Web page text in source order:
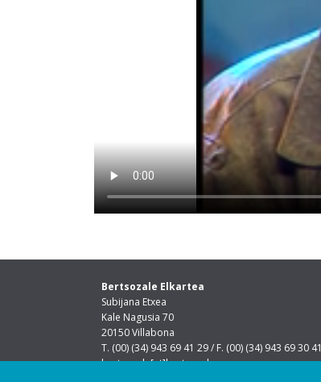
Bertsozale Elkartea
Subijana Etxea
Kale Nagusia 70
20150 Villabona
T. (00) (34) 943 69 41 29 / F. (00) (34) 943 69 30 41
bertsozale[at]bertsozale.eus